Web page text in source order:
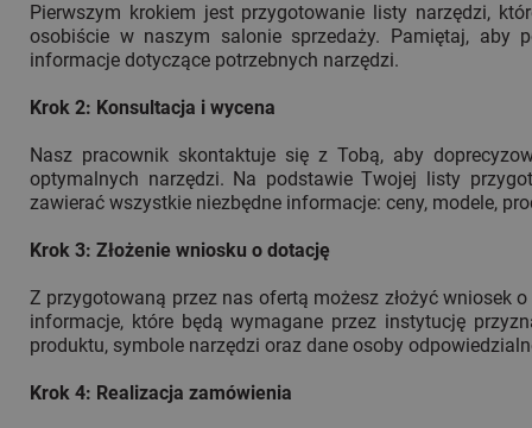
Pierwszym krokiem jest przygotowanie listy narzędzi,
osobiście w naszym salonie sprzedaży. Pamiętaj, aby
informacje dotyczące potrzebnych narzędzi.
Krok 2: Konsultacja i wycena
Nasz pracownik skontaktuje się z Tobą, aby
optymalnych narzędzi. Na podstawie Twojej listy
zawierać wszystkie niezbędne informacje: ceny, modele,
Krok 3: Złożenie wniosku o dotację
Z przygotowaną przez nas ofertą możesz złożyć wniosek
informacje, które będą wymagane przez instytucję
produktu, symbole narzędzi oraz dane osoby
Krok 4: Realizacja zamówienia